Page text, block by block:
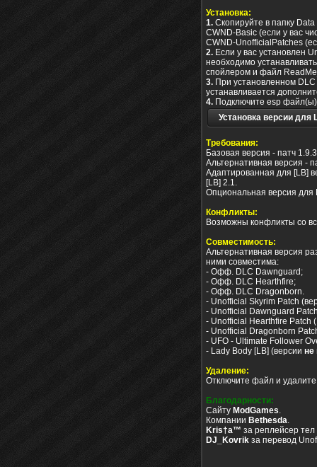
Установка:
1. Скопируйте в папку
CWND-Basic (если у вас
CWND-UnofficialPatches
2. Если у вас установлен
необходимо
спойлером и файл
3. При установленном
устанавливается
4. Подключите esp файл(ы)
Установка версии для
Требования:
Базовая версия - патч
Альтернативная версия -
Адаптированная для [LB]
[LB] 2.1.
Опциональная версия для
Конфликты:
Возможны конфликты со
Совместимость:
Альтернативная версия
ними совместима:
- Офф. DLC Dawnguard;
- Офф. DLC Hearthfire;
- Офф. DLC Dragonborn.
- Unofficial Skyrim Patch
- Unofficial Dawnguard
- Unofficial Hearthfire Patch
- Unofficial Dragonborn
- UFO - Ultimate Follower
- Lady Body [LB] (версии не
Удаление:
Отключите файл и удалите
Благодарности:
Сайту ModGames.
Компании Bethesda.
Kris†a™ за реплейсер тел
DJ_Kovrik за перевод